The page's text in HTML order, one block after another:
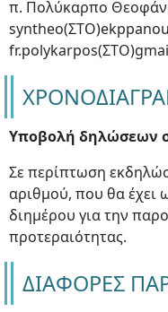
π. Πολύκαρπο
Υποβολή δηλώσεων
Σε περίπτωση
αριθμού, που θα έχει
διημέρου για την
προτεραιότητας.
ΔΙΑΦΟΡΕΣ